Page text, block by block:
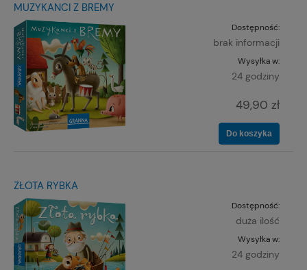
MUZYKANCI Z BREMY
Dostępność:
brak informacji
Wysyłka w:
24 godziny
49,90 zł
Do koszyka
ZŁOTA RYBKA
Dostępność:
duża ilość
Wysyłka w:
24 godziny